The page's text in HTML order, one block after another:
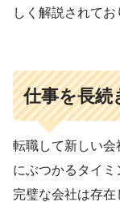
しく解説されてお
仕事を長続
転職して新しい
にぶつかるタイミ
完璧な会社は存